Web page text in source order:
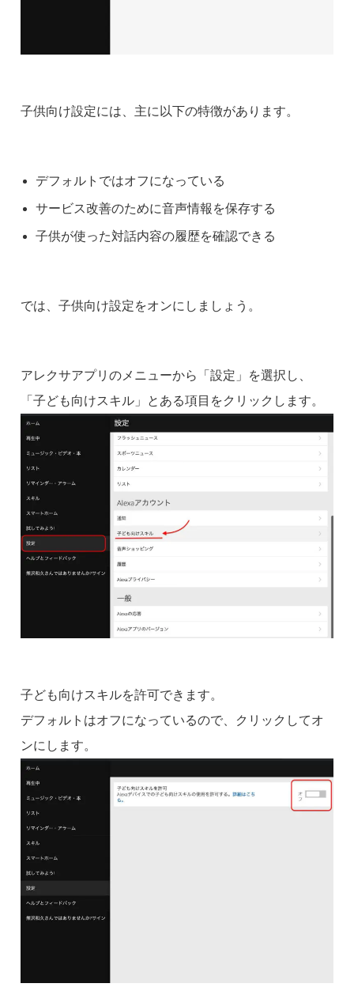
子供向け設定には、主に以下の特徴があります。
デフォルトではオフになっている
サービス改善のために音声情報を保存する
子供が使った対話内容の履歴を確認できる
では、子供向け設定をオンにしましょう。
アレクサアプリのメニューから「設定」を選択し、
「子ども向けスキル」とある項目をクリックします。
子ども向けスキルを許可できます。
デフォルトはオフになっているので、クリックしてオ
ンにします。